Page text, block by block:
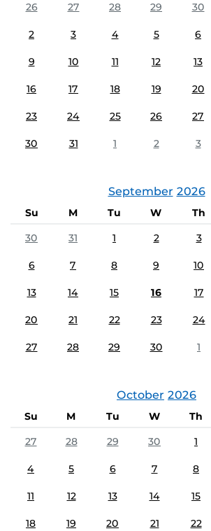
26
27 28 29 30
2 3 4 5 6
9 10 11 12 13
16 17 18 19 20
23 24 25 26 27
30 31 1 2 3
September 2026
Su M Tu W Th
30
31 1 2 3
6 7 8 9 10
13 14 15 16 17
20 21 22 23 24
27 28 29 30 1
October 2026
Su M Tu W Th
27
28 29 30 1
4 5 6 7 8
11 12 13 14 15
18 19 20 21 22